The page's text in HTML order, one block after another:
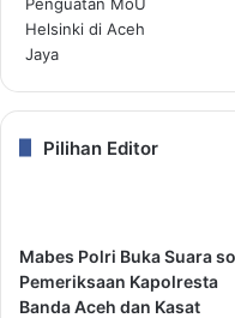
Pilihan Editor
Mabes Polri Buka Suara
Pemeriksaan Kapolresta
Banda Aceh dan Kasat